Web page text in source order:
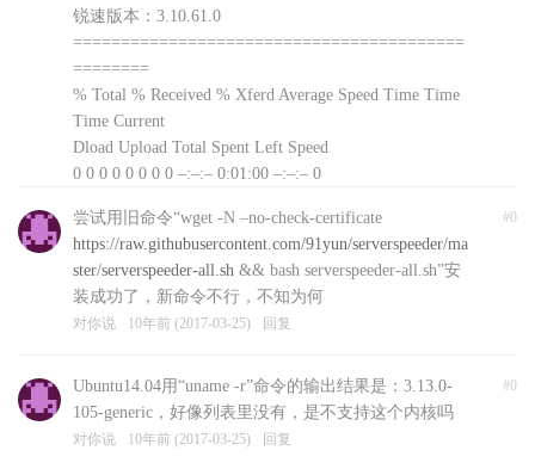
锐速版本：3.10.61.0
=========================================
========
% Total % Received % Xferd Average Speed Time Time
Time Current
Dload Upload Total Spent Left Speed
0 0 0 0 0 0 0 0 –:–:– 0:01:00 –:–:– 0
文件下载失败，自动退出，可以前往
http://www.91yun.org/serverspeeder91yun手动下载安装
包
对你说 10年前 (2017-03-25) 回复
#0
尝试用旧命令“wget -N –no-check-certificate
https://raw.githubusercontent.com/91yun/serverspeeder/ma
ster/serverspeeder-all.sh && bash serverspeeder-all.sh”安
装成功了，新命令不行，不知为何
对你说 10年前 (2017-03-25) 回复
#0
Ubuntu14.04用“uname -r”命令的输出结果是：3.13.0-
105-generic，好像列表里没有，是不支持这个内核吗
对你说 10年前 (2017-03-25) 回复